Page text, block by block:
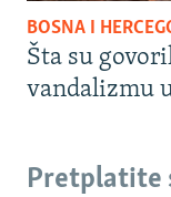
BOSNA I
Šta su
vandalizmu
Pretplatite